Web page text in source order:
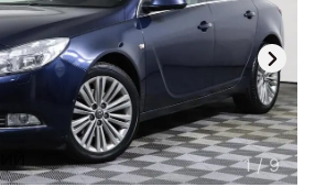
1/9